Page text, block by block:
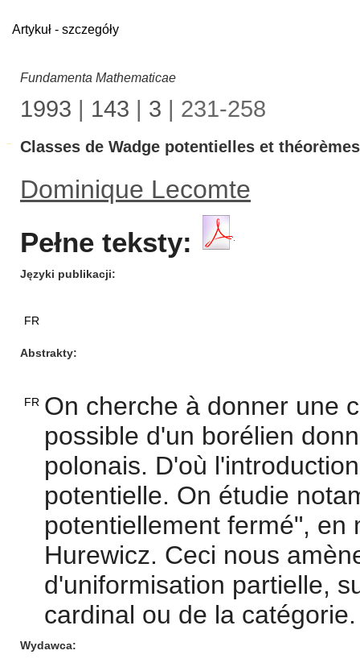
Artykuł - szczegóły
Fundamenta Mathematicae
1993 | 143 | 3 | 231-258
Classes de Wadge potentielles et
Dominique Lecomte
Pełne teksty:
Języki publikacji
FR
Abstrakty
FR On cherche à donner une
possible d'un borélien
polonais. D'où
potentielle. On étudie
potentiellement fermé", en
Hurewicz. Ceci nous
d'uniformisation partielle,
cardinal ou de la catégorie.
Wydawca